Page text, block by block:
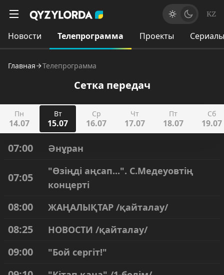
KZ
Новости Телепрограмма Проекты Сериалы
Главная Телепрограмма
Сетка передач
Пн
14.07
Вт
15.07
Ср
16.07
Чт
17.07
Пт
18.07
Сб
19.07
07:00 Әнұран
07:05
"Өзіңді аңсап...". С.Медеуовтің
концерті
08:00 ЖАҢАЛЫҚТАР /қайталау/
08:25 НОВОСТИ /қайталау/
09:00 "Бой сергіт!"